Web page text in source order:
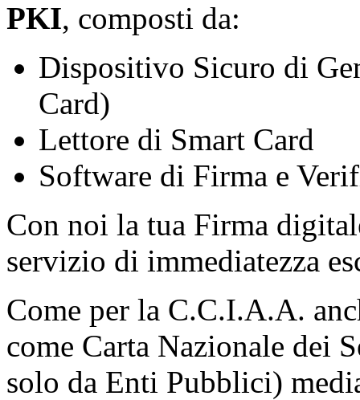
PKI, composti da:
Dispositivo Sicuro di
Card)
Lettore di Smart Card
Software di Firma e
Con noi la tua Firma
servizio di immediatezza
Come per la C.C.I.A.A.
come Carta Nazionale dei
solo da Enti Pubblici)